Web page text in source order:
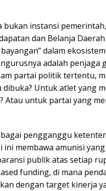
bukan instansi
dan Belanja Daerah
dalam
adalah penjaga
partai politik tertentu,
Untuk atlet yang
Atau untuk partai yang
pengganggu
membawa amunisi
publik atas setiap
funding, di mana
dengan target kinerja